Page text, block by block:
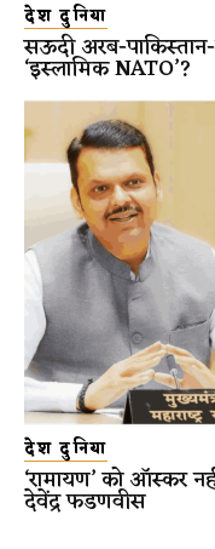
देश दुनिया
सऊदी अरब-
‘इस्लामिक NATO’?
देश दुनिया
‘रामायण’ को ऑस्कर
देवेंद्र फडणवीस